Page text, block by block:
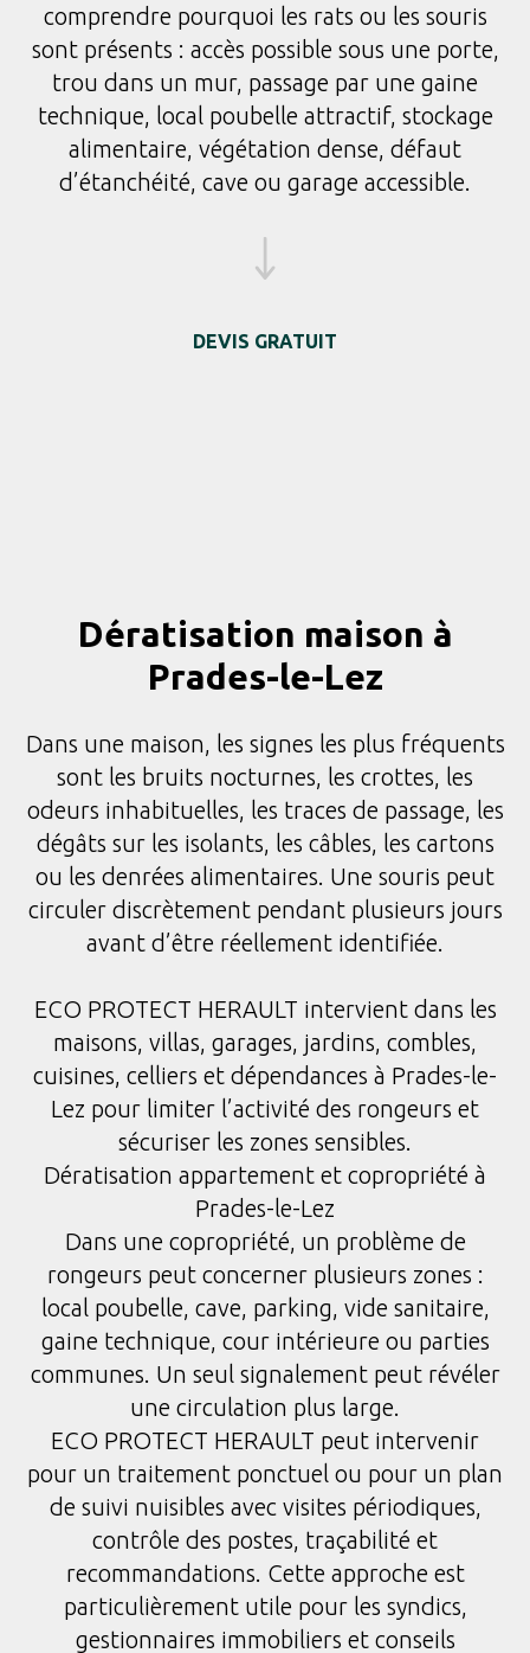
comprendre pourquoi les rats ou les souris
sont présents : accès possible sous une porte,
trou dans un mur, passage par une gaine
technique, local poubelle attractif, stockage
alimentaire, végétation dense, défaut
d’étanchéité, cave ou garage accessible.
DEVIS GRATUIT
Dératisation maison à
Prades-le-Lez
Dans une maison, les signes les plus fréquents
sont les bruits nocturnes, les crottes, les
odeurs inhabituelles, les traces de passage, les
dégâts sur les isolants, les câbles, les cartons
ou les denrées alimentaires. Une souris peut
circuler discrètement pendant plusieurs jours
avant d’être réellement identifiée.
ECO PROTECT HERAULT intervient dans les
maisons, villas, garages, jardins, combles,
cuisines, celliers et dépendances à Prades-le-
Lez pour limiter l’activité des rongeurs et
sécuriser les zones sensibles.
Dératisation appartement et copropriété à
Prades-le-Lez
Dans une copropriété, un problème de
rongeurs peut concerner plusieurs zones :
local poubelle, cave, parking, vide sanitaire,
gaine technique, cour intérieure ou parties
communes. Un seul signalement peut révéler
une circulation plus large.
ECO PROTECT HERAULT peut intervenir
pour un traitement ponctuel ou pour un plan
de suivi nuisibles avec visites périodiques,
contrôle des postes, traçabilité et
recommandations. Cette approche est
particulièrement utile pour les syndics,
gestionnaires immobiliers et conseils